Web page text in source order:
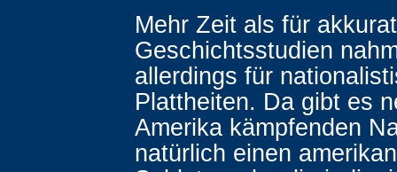
Mehr Zeit als für
Geschichtsstudien
allerdings für
Plattheiten. Da gibt es
Amerika kämpfenden
natürlich einen